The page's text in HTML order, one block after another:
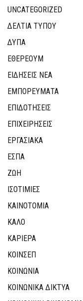
UNCATEGORIZED
ΔΕΛΤΙΑ ΤΥΠΟΥ
ΔΥΠΑ
ΕΘΈΡΕΟΥΜ
ΕΙΔΗΣΕΙΣ ΝΕΑ
ΕΜΠΟΡΕΥΜΑΤΑ
ΕΠΙΔΟΤΗΣΕΙΣ
ΕΠΙΧΕΙΡΗΣΕΙΣ
ΕΡΓΑΣΙΑΚΑ
ΕΣΠΑ
ΖΩΗ
ΙΣΟΤΙΜΙΕΣ
ΚΑΙΝΟΤΟΜΊΑ
ΚΑΛΟ
ΚΑΡΙΕΡΑ
ΚΟΙΝΣΕΠ
ΚΟΙΝΩΝΙΑ
ΚΟΙΝΩΝΙΚΆ ΔΊΚΤΥΑ